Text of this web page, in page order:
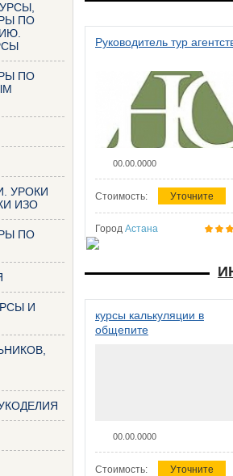
ПО
ПО
УРОКИ
ИЗО
ПО
И
Руководитель тур
00.00.0000
Стоимость: Уточните
Город Астана
курсы калькуляции в
общепите
00.00.0000
Стоимость: Уточните